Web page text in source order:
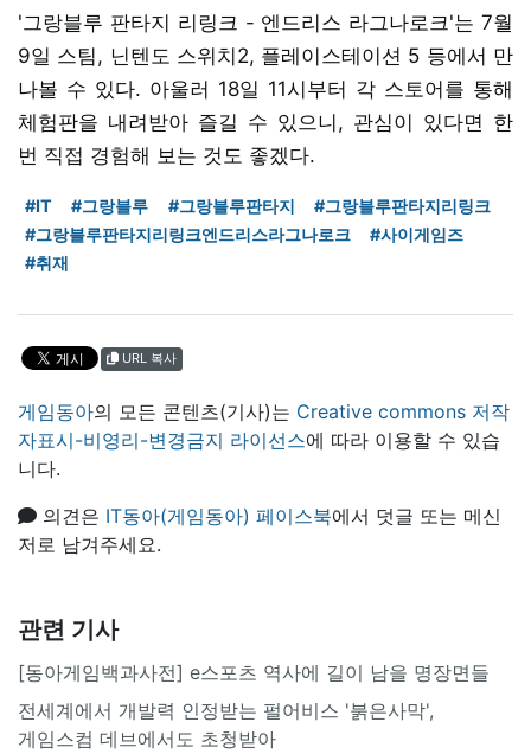
'그랑블루 판타지 리링크 - 엔드리스 라그나로크'는 7월
9일 스팀, 닌텐도 스위치2, 플레이스테이션 5 등에서 만
나볼 수 있다. 아울러 18일 11시부터 각 스토어를 통해
체험판을 내려받아 즐길 수 있으니, 관심이 있다면 한
번 직접 경험해 보는 것도 좋겠다.
#IT #그랑블루 #그랑블루판타지
#그랑블루판타지리링크
#그랑블루판타지리링크엔드리스라그나로크
#사이게임즈
#취재
URL 복사
게임동아의 모든 콘텐츠(기사)는 Creative commons 저작
자표시-비영리-변경금지 라이선스에 따라 이용할 수 있습
니다.
의견은 IT동아(게임동아) 페이스북에서 덧글 또는 메신
저로 남겨주세요.
관련 기사
[동아게임백과사전] e스포츠 역사에 길이 남을 명장면들
전세계에서 개발력 인정받는 펄어비스 '붉은사막',
게임스컴 데브에서도 초청받아